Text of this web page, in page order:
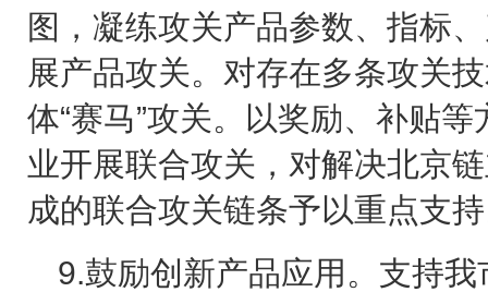
图，凝练攻关产品参数、指标
展产品攻关。对存在多条攻关
体“赛马”攻关。以奖励、补贴
业开展联合攻关，对解决北京
成的联合攻关链条予以重点支
9.鼓励创新产品应用。支持